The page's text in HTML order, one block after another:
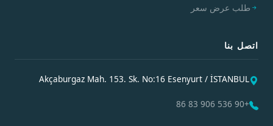
طلب عرض سعر
اتصل بنا
Akçaburgaz Mah. 153. Sk. No:16 Esenyurt / İSTANBUL
+90 536 906 83 86